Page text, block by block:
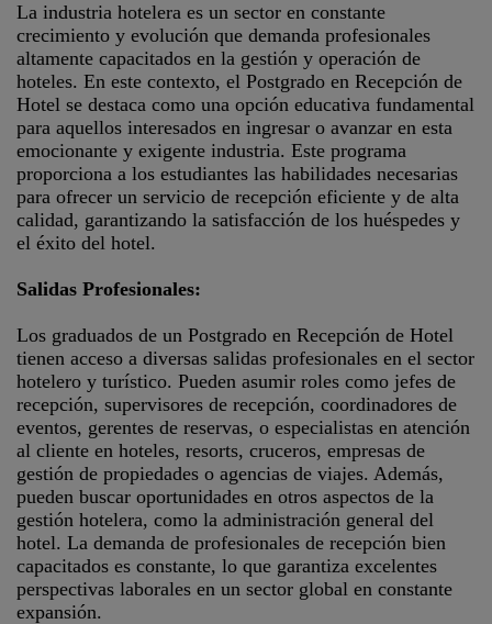
La industria hotelera es un sector en constante
crecimiento y evolución que demanda profesionales
altamente capacitados en la gestión y operación de
hoteles. En este contexto, el Postgrado en Recepción de
Hotel se destaca como una opción educativa fundamental
para aquellos interesados en ingresar o avanzar en esta
emocionante y exigente industria. Este programa
proporciona a los estudiantes las habilidades necesarias
para ofrecer un servicio de recepción eficiente y de alta
calidad, garantizando la satisfacción de los huéspedes y
el éxito del hotel.
Salidas Profesionales:
Los graduados de un Postgrado en Recepción de Hotel
tienen acceso a diversas salidas profesionales en el sector
hotelero y turístico. Pueden asumir roles como jefes de
recepción, supervisores de recepción, coordinadores de
eventos, gerentes de reservas, o especialistas en atención
al cliente en hoteles, resorts, cruceros, empresas de
gestión de propiedades o agencias de viajes. Además,
pueden buscar oportunidades en otros aspectos de la
gestión hotelera, como la administración general del
hotel. La demanda de profesionales de recepción bien
capacitados es constante, lo que garantiza excelentes
perspectivas laborales en un sector global en constante
expansión.